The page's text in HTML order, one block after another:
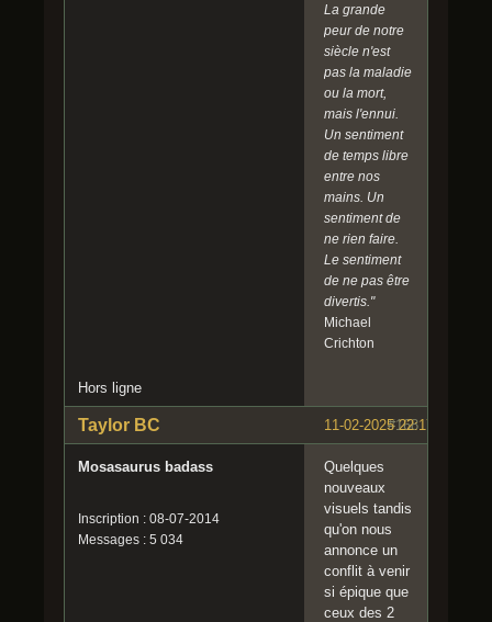
La grande
peur de notre
siècle n'est
pas la maladie
ou la mort,
mais l'ennui.
Un sentiment
de temps libre
entre nos
mains. Un
sentiment de
ne rien faire.
Le sentiment
de ne pas être
divertis."
Michael
Crichton
Hors ligne
#168
11-02-2025 22:17:10
Taylor BC
Mosasaurus badass
Inscription : 08-07-2014
Messages : 5 034
Quelques
nouveaux
visuels tandis
qu'on nous
annonce un
conflit à venir
si épique que
ceux des 2